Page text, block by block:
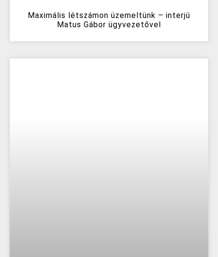
Maximális létszámon üzemeltünk – interjú
Matus Gábor ügyvezetővel